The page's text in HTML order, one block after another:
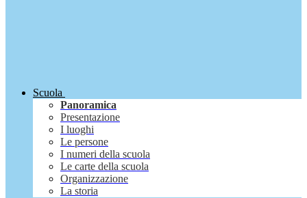
Scuola
Panoramica
Presentazione
I luoghi
Le persone
I numeri della scuola
Le carte della scuola
Organizzazione
La storia